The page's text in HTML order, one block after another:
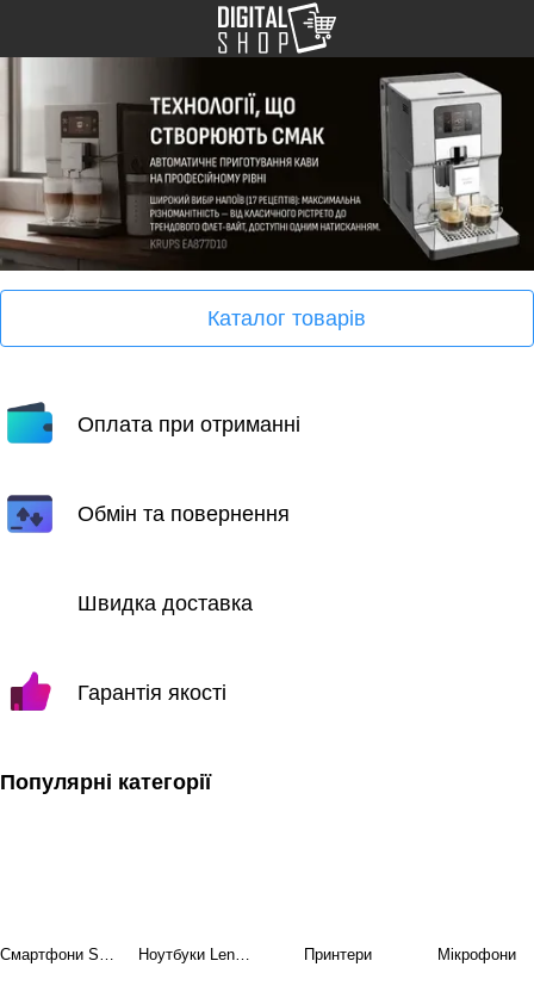
Каталог товарів
Оплата при отриманні
Обмін та повернення
Швидка доставка
Гарантія якості
Популярні категорії
Принтери Мікрофони